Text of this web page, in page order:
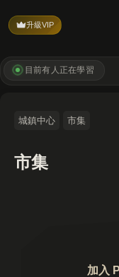
升級VIP
目前有 人正在學習
城鎮中心 市集
市集
加入